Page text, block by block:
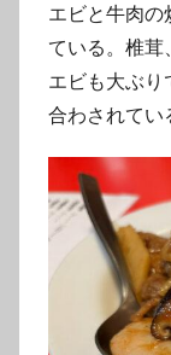
エビと牛肉の
ている。椎茸
エビも大ぶり
合わされてい